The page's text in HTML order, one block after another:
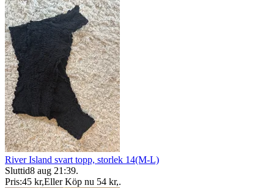
River Island svart topp, storlek 14(M-L)
Sluttid8 aug 21:39.
Pris:45 kr,Eller Köp nu 54 kr,.